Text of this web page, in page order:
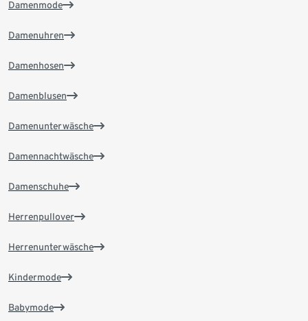
Damenmode
Damenuhren
Damenhosen
Damenblusen
Damenunterwäsche
Damennachtwäsche
Damenschuhe
Herrenpullover
Herrenunterwäsche
Kindermode
Babymode